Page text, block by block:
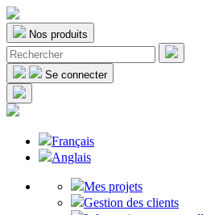
Nos produits
Se connecter
Français
Anglais
Mes projets
Gestion des clients